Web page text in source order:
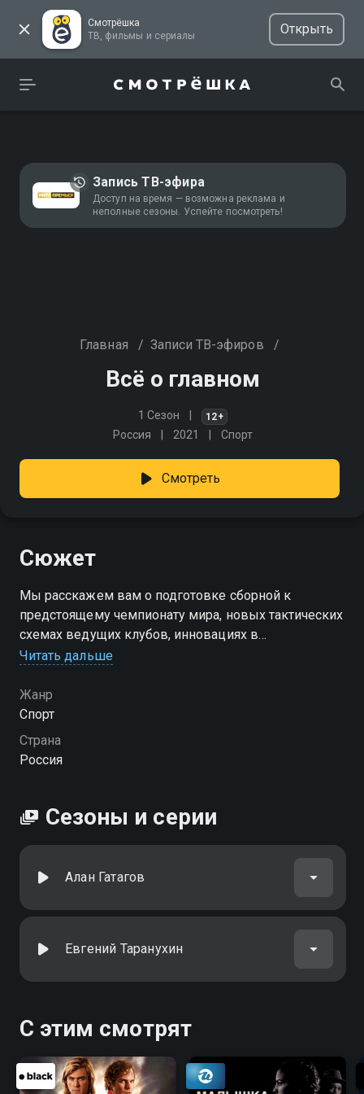
Смотрёшка
ТВ, фильмы и сериалы
Открыть
Запись ТВ-эфира
Доступ на время — возможна реклама и
неполные сезоны. Успейте посмотреть!
Главная / Записи ТВ-эфиров /
Всё о главном
1 Сезон 12+
Россия 2021 Спорт
Смотреть
Сюжет
Мы расскажем вам о подготовке сборной к
предстоящему чемпионату мира, новых тактических
схемах ведущих клубов, инновациях в
тренировочном процессе, молодых талантах и их
Читать дальше
Жанр
Спорт
Страна
Россия
Сезоны и серии
Алан Гатагов
Евгений Таранухин
С этим смотрят